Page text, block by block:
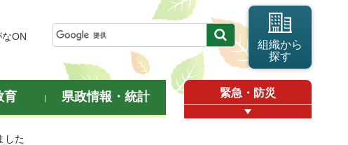
ON
組織から
探す
育 県政情報・統計 緊急・防災
した